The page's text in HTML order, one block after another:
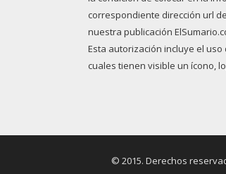
correspondiente dirección url
nuestra publicación
Esta autorización incluye el
cuales tienen visible un ícono,
© 2015. Derechos